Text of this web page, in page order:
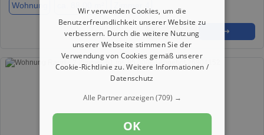
Wohnung
★ ➦ ➜
Wir verwenden Cookies, um die
Benutzerfreundlichkeit unserer Website zu
verbessern. Durch die weitere Nutzung
unserer Webseite stimmen Sie der
Verwendung von Cookies gemäß unserer
Cookie-Richtlinie zu.Weitere Informationen /
Datenschutz
Alle Partner anzeigen(709) →
OK